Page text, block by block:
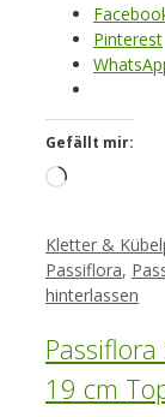
Pinterest
Gefällt mir:
Loading…
Kategorien
Kletter &
Passiflora,
hinterlassen
19 cm